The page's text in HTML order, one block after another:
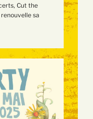
Cut the
sa